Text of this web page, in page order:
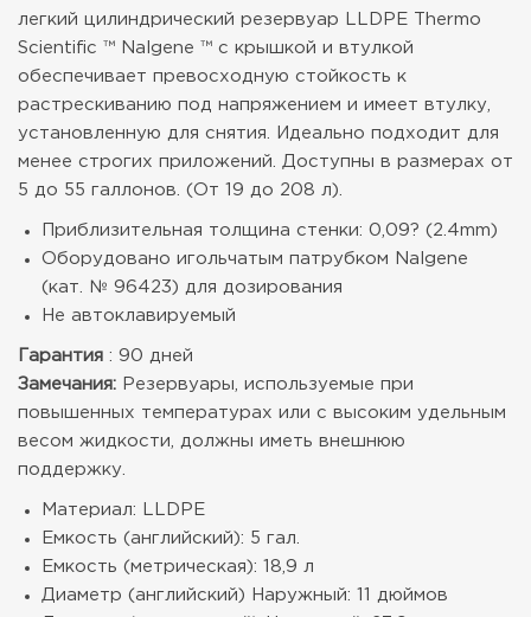
легкий цилиндрический резервуар LLDPE Thermo
Scientific ™ Nalgene ™ с крышкой и втулкой
обеспечивает превосходную стойкость к
растрескиванию под напряжением и имеет втулку,
установленную для снятия. Идеально подходит для
менее строгих приложений. Доступны в размерах от
5 до 55 галлонов. (От 19 до 208 л).
Приблизительная толщина стенки: 0,09? (2.4mm)
Оборудовано игольчатым патрубком Nalgene
(кат. № 96423) для дозирования
Не автоклавируемый
Гарантия : 90 дней
Замечания:
Резервуары, используемые при
повышенных температурах или с высоким удельным
весом жидкости, должны иметь внешнюю
поддержку.
Материал: LLDPE
Емкость (английский): 5 гал.
Емкость (метрическая): 18,9 л
Диаметр (английский) Наружный: 11 дюймов